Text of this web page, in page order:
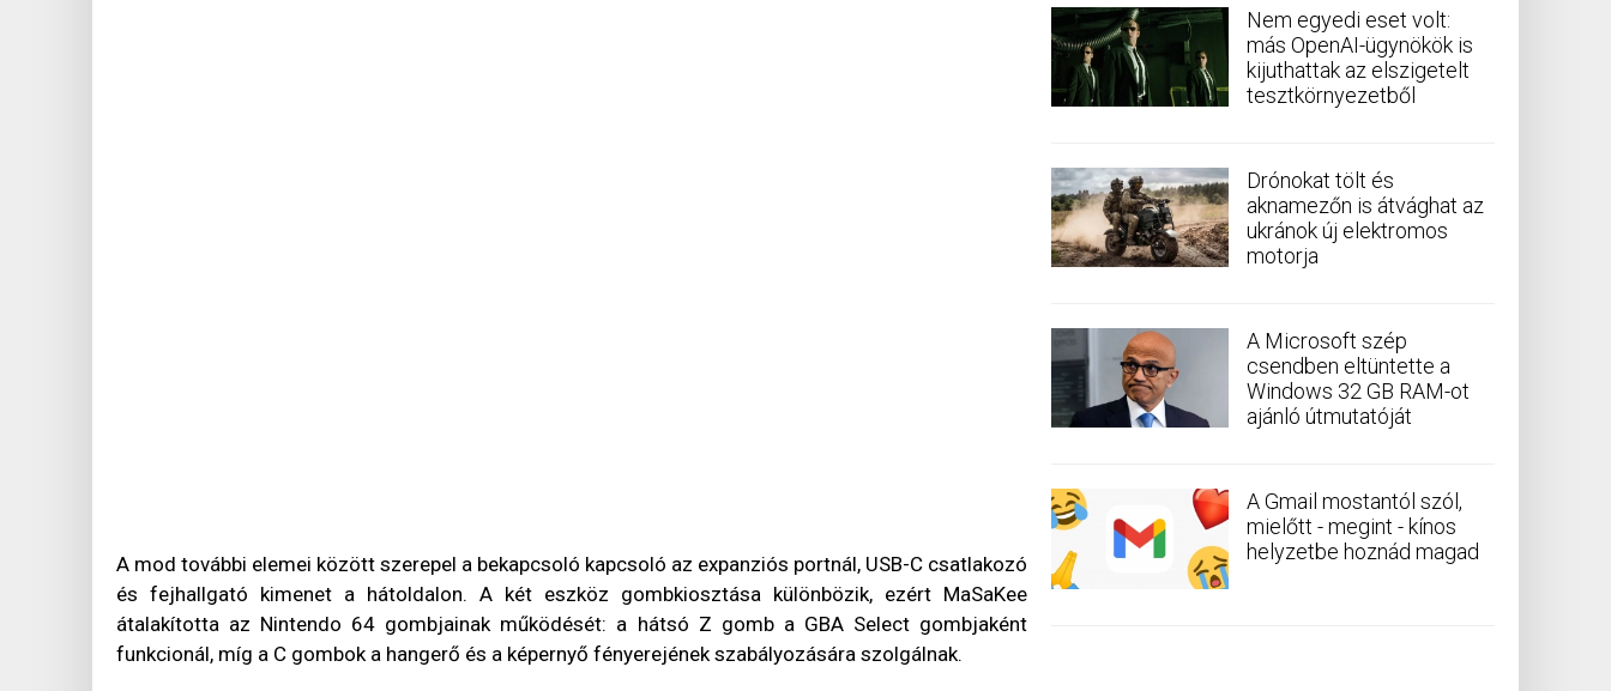
A mod további elemei között szerepel a bekapcsoló kapcsoló az expanziós portnál, USB-C csatlakozó
és fejhallgató kimenet a hátoldalon. A két eszköz gombkiosztása különbözik, ezért MaSaKee
átalakította az Nintendo 64 gombjainak működését: a hátsó Z gomb a GBA Select gombjaként
funkcionál, míg a C gombok a hangerő és a képernyő fényerejének szabályozására szolgálnak.
Nem egyedi eset volt:
más OpenAI-ügynökök is
kijuthattak az elszigetelt
tesztkörnyezetből
Drónokat tölt és
aknamezőn is átvághat az
ukránok új elektromos
motorja
A Microsoft szép
csendben eltüntette a
Windows 32 GB RAM-ot
ajánló útmutatóját
A Gmail mostantól szól,
mielőtt - megint - kínos
helyzetbe hoznád magad